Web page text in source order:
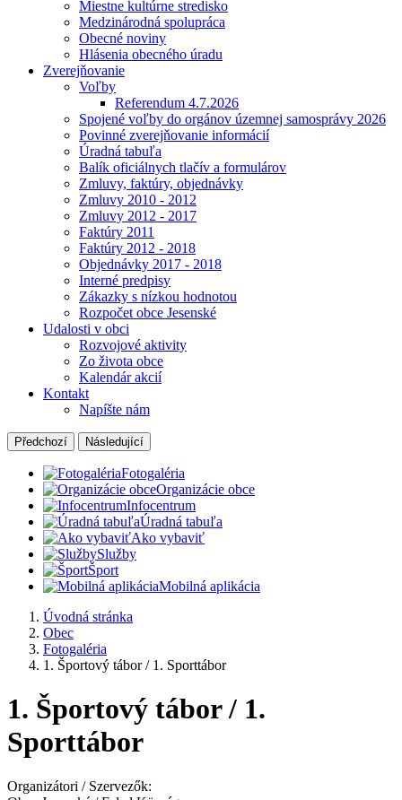
Miestne kultúrne stredisko
Medzinárodná spolupráca
Obecné noviny
Hlásenia obecného úradu
Zverejňovanie
Voľby
Referendum 4.7.2026
Spojené voľby do orgánov územnej samosprávy 2026
Povinné zverejňovanie informácií
Úradná tabuľa
Balík oficiálnych tlačív a formulárov
Zmluvy, faktúry, objednávky
Zmluvy 2010 - 2012
Zmluvy 2012 - 2017
Faktúry 2011
Faktúry 2012 - 2018
Objednávky 2017 - 2018
Interné predpisy
Zákazky s nízkou hodnotou
Rozpočet obce Jesenské
Udalosti v obci
Rozvojové aktivity
Zo života obce
Kalendár akcií
Kontakt
Napíšte nám
Předchozí Následující
Fotogaléria
Organizácie obce
Infocentrum
Úradná tabuľa
Ako vybaviť
Služby
Šport
Mobilná aplikácia
Úvodná stránka
Obec
Fotogaléria
1. Športový tábor / 1. Sporttábor
1. Športový tábor / 1.
Sporttábor
Organizátori / Szervezők: